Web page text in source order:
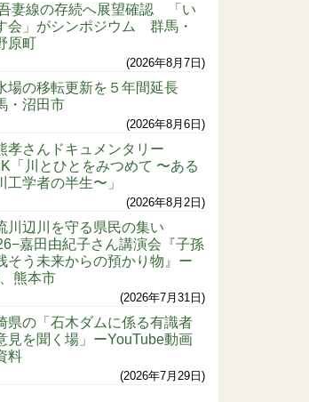
妻線の存続へ展望確認 「い
会」がシンポジウム 群馬・
原町
2026年8月7日
場の移転更新を５年間延長
・沼田市
2026年8月6日
孝さんドキュメンタリー
「川とひとをみつめて 〜ある
工学者の半生〜」
2026年8月2日
川辺川を守る県民の集い
嘉田由紀子さん講演会『子孫
そう未来からの預かり物』ー
熊本市
2026年7月31日
県の「石木ダムに係る有識者
見を聞く場」ーYouTube動画
料
2026年7月29日